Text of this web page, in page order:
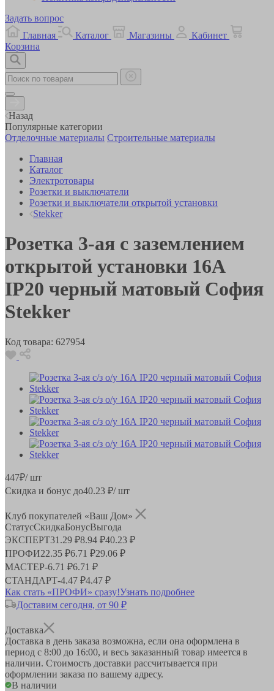
Задать вопрос
Главная
Каталог Магазины
Кабинет
Корзина
Назад
Популярные категории
Отделочные материалы Строительные материалы
Главная
Каталог
Электротовары
Розетки и выключатели
Розетки и выключатели открытой установки
Stekker
Розетка 3-ая с заземлением
открытой установки 16А
IP20 черный матовый София
Stekker
Код товара: 627954
447₽/ шт
Скидка и бонус до40.23 ₽/ шт
Клуб покупателей «Ваш Дом»
СтатусСкидкаБонусВыгода
ЭКСПЕРТ31.29 ₽8.94 ₽40.23 ₽
ПРОФИ22.35 ₽6.71 ₽29.06 ₽
МАСТЕР-6.71 ₽6.71 ₽
СТАНДАРТ-4.47 ₽4.47 ₽
Как стать «ПРОФИ» сразу!Узнать подробнее
Доставим сегодня, от 90 ₽
Доставка
Доставка в день заказа возможна, если она оформлена в
период с 8:00 до 16:00, и весь заказанный товар имеется в
наличии. Стоимость доставки рассчитывается при
оформлении заказа по вашему адресу.
В наличии